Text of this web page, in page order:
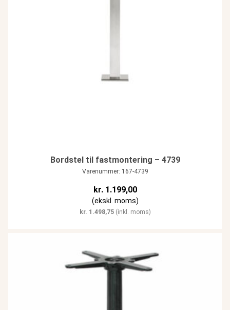
Bordstel til fastmontering – 4739
Varenummer: 167-4739
kr.1.199,00
(ekskl. moms)
kr. 1.498,75(inkl. moms)